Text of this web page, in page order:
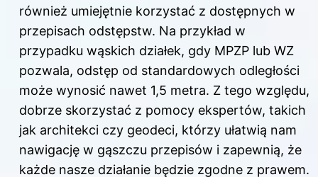
również umiejętnie korzystać z dostępnych w
przepisach odstępstw. Na przykład w
przypadku wąskich działek, gdy MPZP lub WZ
pozwala, odstęp od standardowych odległości
może wynosić nawet 1,5 metra. Z tego względu,
dobrze skorzystać z pomocy ekspertów, takich
jak architekci czy geodeci, którzy ułatwią nam
nawigację w gąszczu przepisów i zapewnią, że
każde nasze działanie będzie zgodne z prawem.